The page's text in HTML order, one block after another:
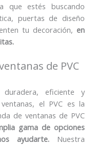
que estés buscando
puertas de diseño
tu decoración, en
de PVC
eficiente y
el PVC es la
de ventanas de PVC
gama de opciones
ayudarte. Nuestra